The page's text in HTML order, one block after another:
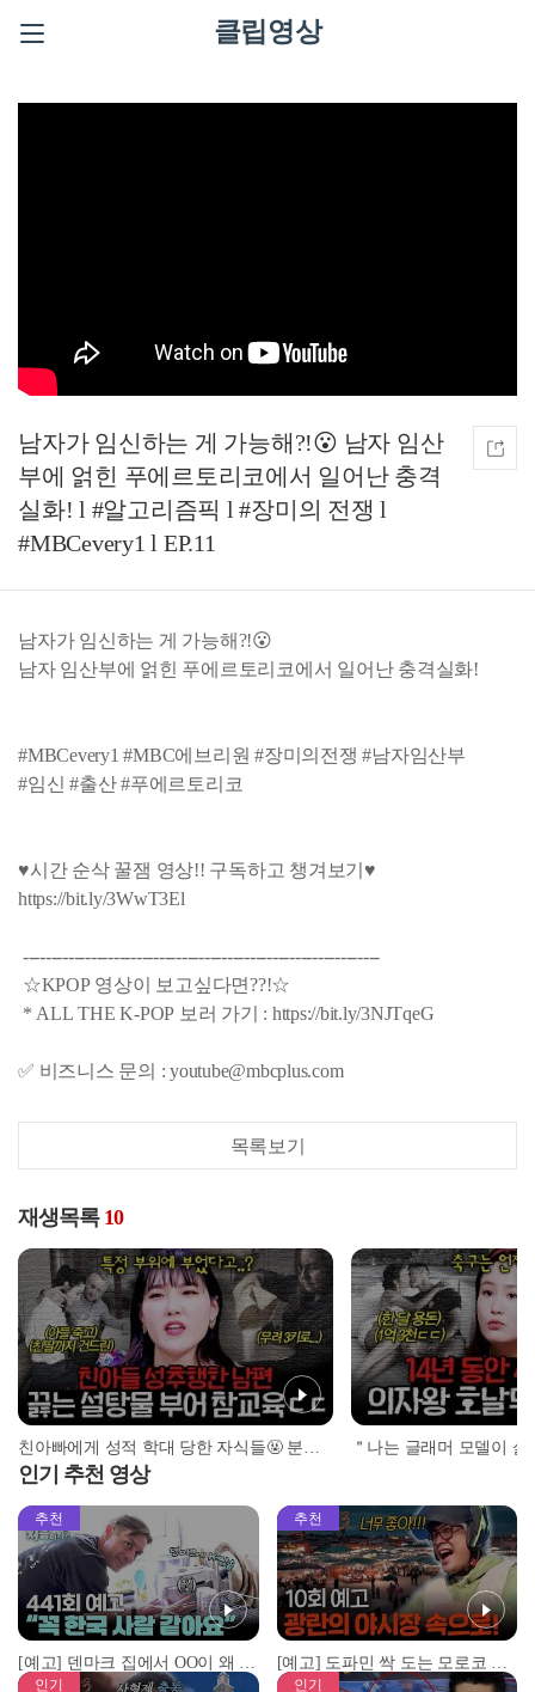
클립영상
남자가 임신하는 게 가능해?!😮 남자 임산
부에 얽힌 푸에르토리코에서 일어난 충격
실화! l #알고리즘픽 l #장미의 전쟁 l
#MBCevery1 l EP.11
남자가 임신하는 게 가능해?!😮
남자 임산부에 얽힌 푸에르토리코에서 일어난 충격실화!
#MBCevery1 #MBC에브리원 #장미의전쟁 #남자임산부
#임신 #출산 #푸에르토리코
♥시간 순삭 꿀잼 영상!! 구독하고 챙겨보기♥
https://bit.ly/3WwT3El
---------------------------------------------------------------
☆KPOP 영상이 보고싶다면??!☆
* ALL THE K-POP 보러 가기 : https://bit.ly/3NJTqeG
✅ 비즈니스 문의 : youtube@mbcplus.com
목록보기
재생목록 10
친아빠에게 성적 학대 당한 자식들🤬 분노에 찬 아내가 쓴 살인 무기는 설탕물?! l #알고리즘픽 l #장미의전쟁 l #MBCevery1 l EP.1
인기 추천 영상
추천
[예고] 덴마크 집에서 OO이 왜 나와...? 이상할 정도로 한국을 사랑하는 우리 형을 제보합니다!
추천
[예고] 도파민 싹 도는 모로코 야시장 투어!
인기 인기